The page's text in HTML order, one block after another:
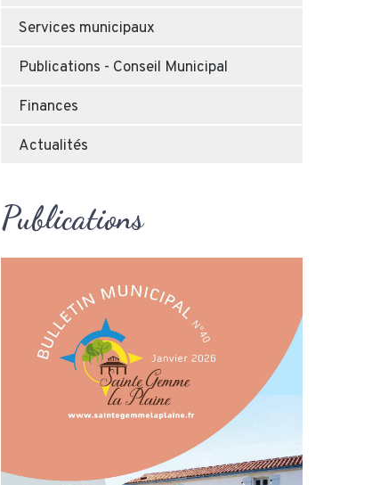
Services municipaux
Publications - Conseil Municipal
Finances
Actualités
Publications